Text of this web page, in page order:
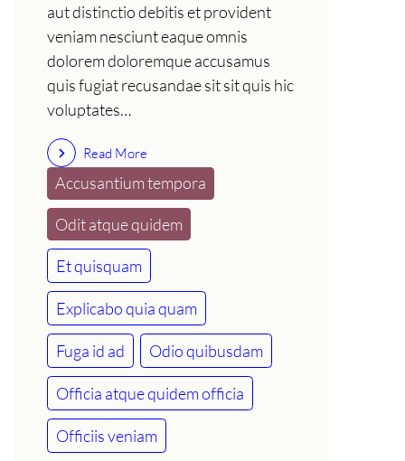
aut distinctio debitis et provident
veniam nesciunt eaque omnis
dolorem doloremque accusamus
quis fugiat recusandae sit sit quis hic
voluptates…
Read More
Accusantium tempora
Odit atque quidem
Et quisquam
Explicabo quia quam
Fuga id ad Odio quibusdam
Officia atque quidem officia
Officiis veniam